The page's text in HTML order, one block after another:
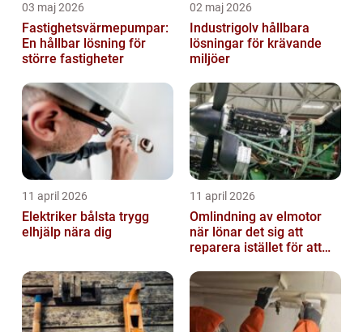
03 maj 2026
Fastighetsvärmepumpar:
En hållbar lösning för
större fastigheter
02 maj 2026
Industrigolv hållbara
lösningar för krävande
miljöer
11 april 2026
Elektriker bålsta trygg
elhjälp nära dig
11 april 2026
Omlindning av elmotor
när lönar det sig att
reparera istället för att